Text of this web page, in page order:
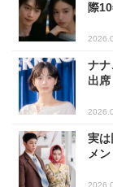
際
ナナ
出
実は
メ